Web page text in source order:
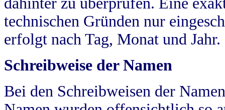
technischen Gründen nur
erfolgt nach Tag, Monat und Jahr.
Schreibweise der Namen
Bei den Schreibweisen der